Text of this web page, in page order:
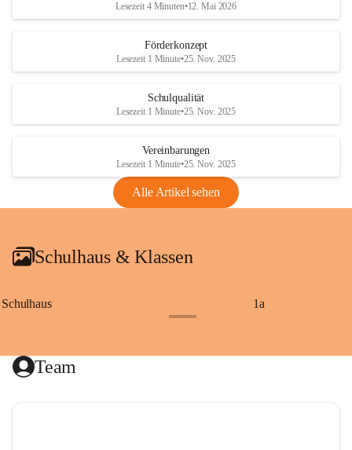
Lesezeit 4 Minuten•12. Mai 2026
Förderkonzept
Lesezeit 1 Minute•25. Nov. 2025
Schulqualität
Lesezeit 1 Minute•25. Nov. 2025
Vereinbarungen
Lesezeit 1 Minute•25. Nov. 2025
Alle Artikel sehen
Schulhaus & Klassen
Schulhaus 1a
Team